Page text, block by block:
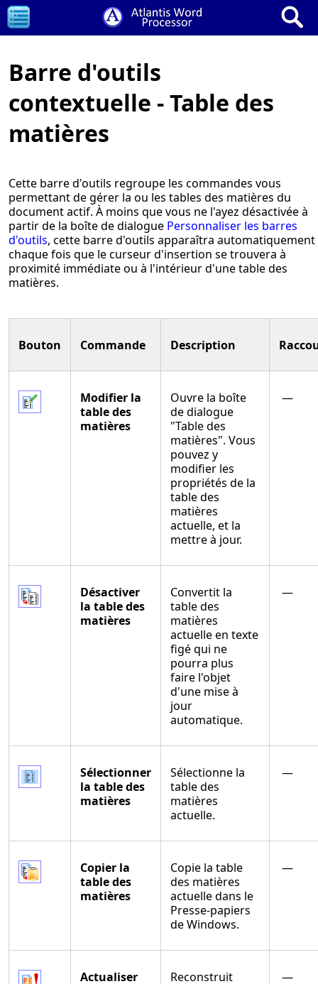
Barre d'outils
contextuelle - Table des
matières
Cette barre d'outils regroupe les commandes vous
permettant de gérer la ou les tables des matières du
document actif. À moins que vous ne l'ayez désactivée à
partir de la boîte de dialogue Personnaliser les barres
d'outils, cette barre d'outils apparaîtra automatiquement
chaque fois que le curseur d'insertion se trouvera à
proximité immédiate ou à l'intérieur d'une table des
matières.
Bouton Commande Description
Modifier la
table des
matières
Ouvre la boîte
de dialogue
"Table des
matières". Vous
pouvez y
modifier les
propriétés de la
table des
matières
actuelle, et la
mettre à jour.
—
Désactiver
la table des
matières
Convertit la
table des
matières
actuelle en texte
figé qui ne
pourra plus
faire l'objet
d'une mise à
jour
automatique.
—
Sélectionner
la table des
matières
Sélectionne la
table des
matières
actuelle.
—
Copier la
table des
matières
Copie la table
des matières
actuelle dans le
Presse-papiers
de Windows.
—
Actualiser
Reconstruit
—